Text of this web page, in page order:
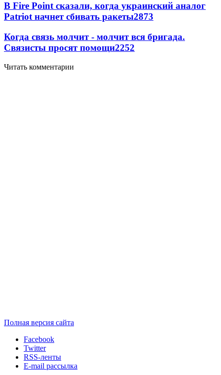
В Fire Point сказали, когда украинский аналог
Patriot начнет сбивать ракеты2873
Когда связь молчит - молчит вся бригада.
Связисты просят помощи2252
Читать комментарии
Полная версия сайта
Facebook
Twitter
RSS-ленты
E-mail рассылка